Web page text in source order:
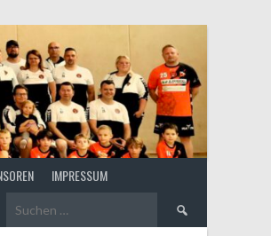
IMPRESSUM
Suchen